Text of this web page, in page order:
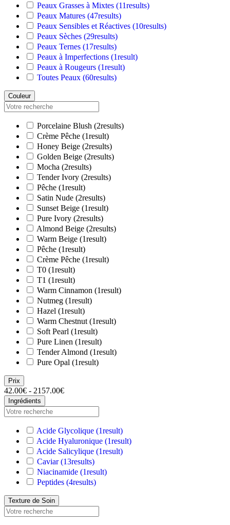
Peaux Grasses à Mixtes (11results)
Peaux Matures (47results)
Peaux Sensibles et Réactives (10results)
Peaux Sèches (29results)
Peaux Ternes (17results)
Peaux à Imperfections (1result)
Peaux à Rougeurs (1result)
Toutes Peaux (60results)
Couleur
Porcelaine Blush (2results)
Crème Pêche (1result)
Honey Beige (2results)
Golden Beige (2results)
Mocha (2results)
Tender Ivory (2results)
Pêche (1result)
Satin Nude (2results)
Sunset Beige (1result)
Pure Ivory (2results)
Almond Beige (2results)
Warm Beige (1result)
Pêche (1result)
Crème Pêche (1result)
T0 (1result)
T1 (1result)
Warm Cinnamon (1result)
Nutmeg (1result)
Hazel (1result)
Warm Chestnut (1result)
Soft Pearl (1result)
Pure Linen (1result)
Tender Almond (1result)
Pure Opal (1result)
Prix
42.00€ - 2157.00€
Ingrédients
Acide Glycolique (1result)
Acide Hyaluronique (1result)
Acide Salicylique (1result)
Caviar(13results)
Niacinamide (1result)
Peptides (4results)
Texture de Soin